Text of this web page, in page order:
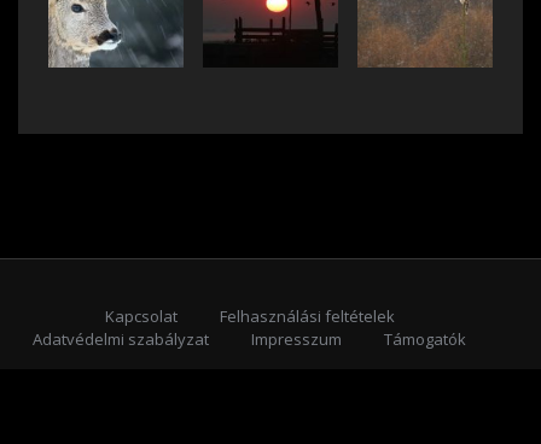
Kapcsolat
Felhasználási feltételek
Adatvédelmi szabályzat
Impresszum
Támogatók